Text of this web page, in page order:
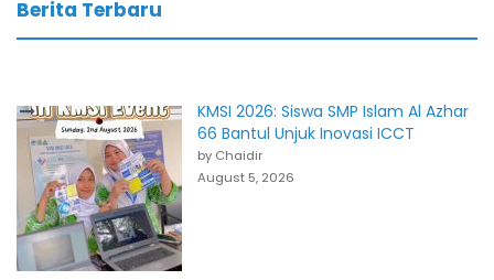
Berita Terbaru
KMSI 2026: Siswa SMP Islam Al Azhar
66 Bantul Unjuk Inovasi ICCT
by Chaidir
August 5, 2026